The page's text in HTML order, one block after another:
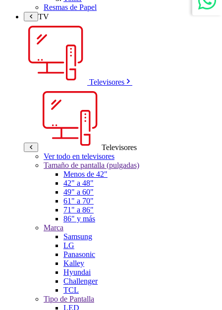
Resmas de Papel
TV
Televisores
Televisores
Ver todo en televisores
Tamaño de pantalla (pulgadas)
Menos de 42"
42" a 48"
49" a 60"
61" a 70"
71" a 86"
86" y más
Marca
Samsung
LG
Panasonic
Kalley
Hyundai
Challenger
TCL
Tipo de Pantalla
LED